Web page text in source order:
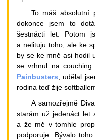
To máš absolutní
dokonce jsem to
šestnácti let. Potom
a nelituju toho, ale ke
by se ke mně asi hodil
se vrhnul na
Painbusters, udělal
rodina teď žije
A samozřejmě
starám už jedenáct let
a že mě v tomhle
podporuje. Bývalo